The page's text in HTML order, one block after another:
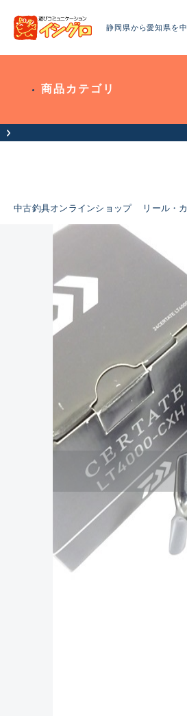
静岡県から愛知県を
商品カテゴリ
中古釣具オンラインショップ リール・